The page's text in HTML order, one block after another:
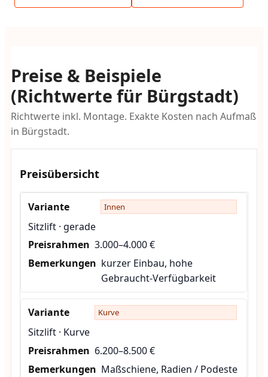
Preise & Beispiele
(Richtwerte für Bürgstadt)
Richtwerte inkl. Montage. Exakte Kosten nach Aufmaß
in Bürgstadt.
Preisübersicht
Innen
Sitzlift · gerade
3.000–4.000 €
kurzer Einbau, hohe
Gebraucht-Verfügbarkeit
Kurve
Sitzlift · Kurve
6.200–8.500 €
Maßschiene, Radien / Podeste